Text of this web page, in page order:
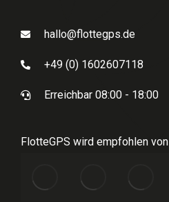
hallo@flottegps.de
+49 (0) 1602607118
Erreichbar 08:00 - 18:00
FlotteGPS wird empfohlen von